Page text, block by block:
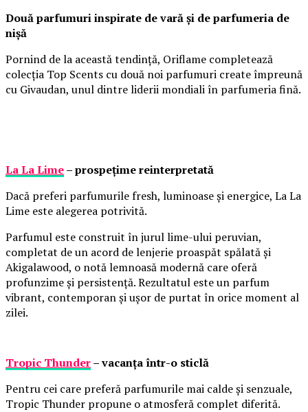
Două parfumuri inspirate de vară și de parfumeria de
nișă
Pornind de la această tendință, Oriflame completează
colecția Top Scents cu două noi parfumuri create împreună
cu Givaudan, unul dintre liderii mondiali în parfumeria fină.
La La Lime– prospețime reinterpretată
Dacă preferi parfumurile fresh, luminoase și energice, La La
Lime este alegerea potrivită.
Parfumul este construit în jurul lime-ului peruvian,
completat de un acord de lenjerie proaspăt spălată și
Akigalawood, o notă lemnoasă modernă care oferă
profunzime și persistență. Rezultatul este un parfum
vibrant, contemporan și ușor de purtat în orice moment al
zilei.
Tropic Thunder– vacanța într-o sticlă
Pentru cei care preferă parfumurile mai calde și senzuale,
Tropic Thunder propune o atmosferă complet diferită.